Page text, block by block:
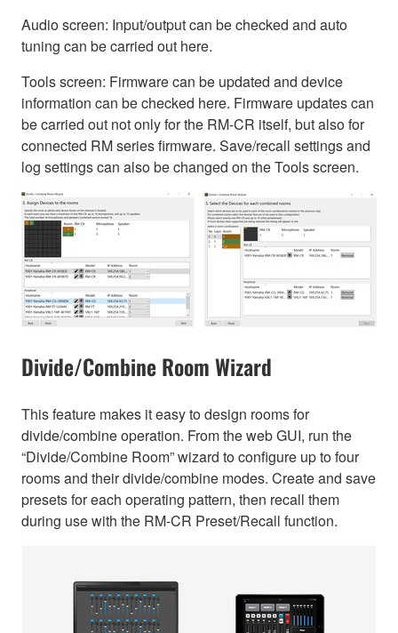
Audio screen: Input/output can be checked and auto
tuning can be carried out here.
Tools screen: Firmware can be updated and device
information can be checked here. Firmware updates can
be carried out not only for the RM-CR itself, but also for
connected RM series firmware. Save/recall settings and
log settings can also be changed on the Tools screen.
Divide/Combine Room Wizard
This feature makes it easy to design rooms for
divide/combine operation. From the web GUI, run the
“Divide/Combine Room” wizard to configure up to four
rooms and their divide/combine modes. Create and save
presets for each operating pattern, then recall them
during use with the RM-CR Preset/Recall function.